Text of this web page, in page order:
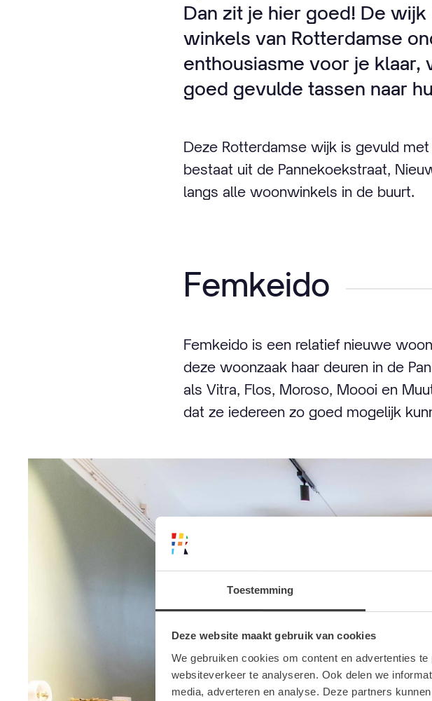
Toestemming
Deze website maakt gebruik van cookies
We gebruiken cookies om content en advertenties
websiteverkeer te analyseren. Ook delen we
media, adverteren en analyse. Deze partners
Dan zit je hier goed! De
winkels van Rotterdamse
enthousiasme voor je
goed gevulde tassen naar
Deze Rotterdamse wijk is gevuld
bestaat uit de Pannekoekstraat,
langs alle woonwinkels in de buurt.
Femkeido
Femkeido is een relatief nieuwe
deze woonzaak haar deuren in de
als Vitra, Flos, Moroso, Moooi en
dat ze iedereen zo goed mogelijk